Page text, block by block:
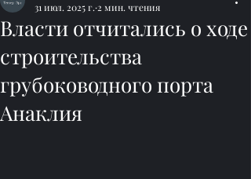
Власти отчитались о ходе
строительства
грубоководного порта
Анаклия
31 июл. 2025 г. 2 мин. чтения